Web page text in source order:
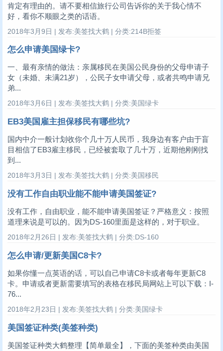
肯定有理由的。请不要相信旅行公司告诉你的关于我心情不
好，看你不顺眼之类的话语。
2018年3月9日 | 发布:美签找大鹤 | 分类:214B拒签
怎么申请美国绿卡?
一、最有亲情的做法：亲属移民在美国公民身份的父母申请子
女（未婚、未满21岁），公民子女申请父母，或者共鸣申请兄
弟...
2018年3月6日 | 发布:美签找大鹤 | 分类:美国绿卡
EB3美国雇主担保移民有哪些坑?
国内中介一般计划收你个几十万人民币，我身边有客户由于盲
目相信了EB3雇主移民，已经被套取了几十万，近期他刚刚找
到...
2018年3月3日 | 发布:美签找大鹤 | 分类:美国移民
没有工作自由职业能不能申请美国签证?
没有工作，自由职业，能不能申请美国签证？严格意义：按照
道理来说是可以的。因为DS-160里面是这样的，对于职业。
2018年2月26日 | 发布:美签找大鹤 | 分类:DS-160
怎么申请/更新美国C8卡?
如果你懂一点英语的话，可以自己申请C8卡或者每年更新C8
卡。申请或者更新需要填写的表格在移民局网站上可以下载：I-
76...
2018年2月23日 | 发布:美签找大鹤 | 分类:美国绿卡
美国签证种类(美签种类)
美国签证种类大鹤整理【简单最全】，下面的美签种类由美国